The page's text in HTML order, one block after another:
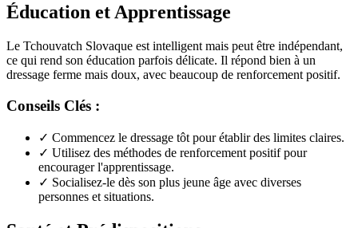
Éducation et Apprentissage
Le Tchouvatch Slovaque est intelligent mais peut être indépendant,
ce qui rend son éducation parfois délicate. Il répond bien à un
dressage ferme mais doux, avec beaucoup de renforcement positif.
Conseils Clés :
✓ Commencez le dressage tôt pour établir des limites claires.
✓ Utilisez des méthodes de renforcement positif pour
encourager l'apprentissage.
✓ Socialisez-le dès son plus jeune âge avec diverses
personnes et situations.